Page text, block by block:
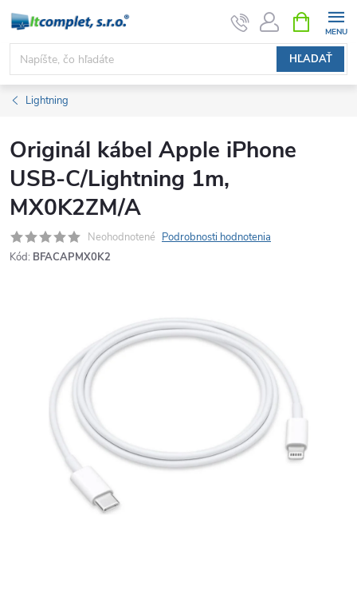
Prejsť
obsah
HĽADAŤ
KOŠÍK
Lightning
Originál kábel Apple iPhone
USB-C/Lightning 1m,
MX0K2ZM/A
Neohodnotené Podrobnosti hodnotenia
Kód: BFACAPMX0K2